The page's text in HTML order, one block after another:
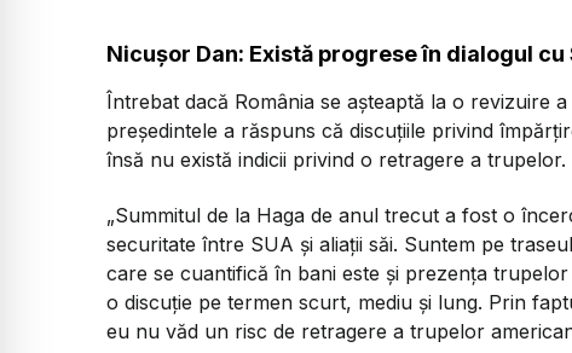
Nicușor Dan: Există progrese în dialogul
Întrebat dacă România se așteaptă la o revizuire
președintele a răspuns că discuțiile privind
însă nu există indicii privind o retragere a trupelor.
„Summitul de la Haga de anul trecut a fost o
securitate între SUA și aliații săi. Suntem pe
care se cuantifică în bani este și prezența
o discuție pe termen scurt, mediu și lung. Prin
eu nu văd un risc de retragere a trupelor